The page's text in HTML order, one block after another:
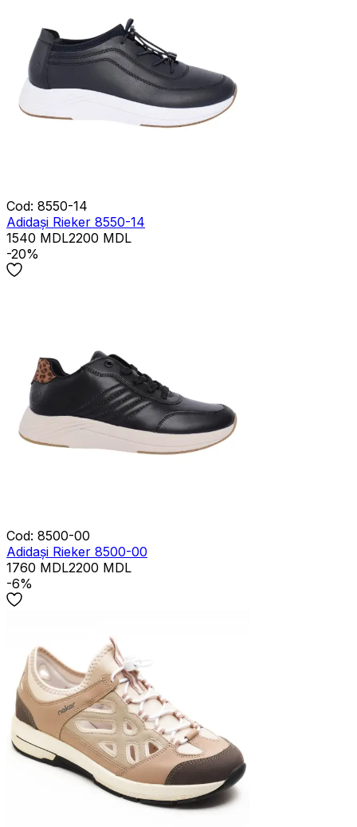
Cod: 8550-14
Adidași Rieker 8550-14
1540 MDL2200 MDL
-20%
Cod: 8500-00
Adidași Rieker 8500-00
1760 MDL2200 MDL
-6%